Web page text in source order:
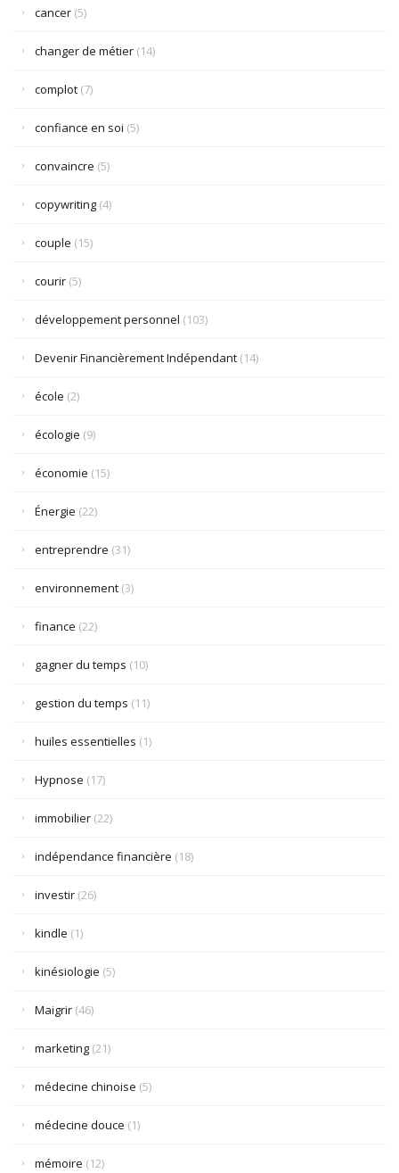
cancer (5)
changer de métier (14)
complot (7)
confiance en soi (5)
convaincre (5)
copywriting (4)
couple (15)
courir (5)
développement personnel (103)
Devenir Financièrement Indépendant (14)
école (2)
écologie (9)
économie (15)
Énergie (22)
entreprendre (31)
environnement (3)
finance (22)
gagner du temps (10)
gestion du temps (11)
huiles essentielles (1)
Hypnose (17)
immobilier (22)
indépendance financière (18)
investir (26)
kindle (1)
kinésiologie (5)
Maigrir (46)
marketing (21)
médecine chinoise (5)
médecine douce (1)
mémoire (12)